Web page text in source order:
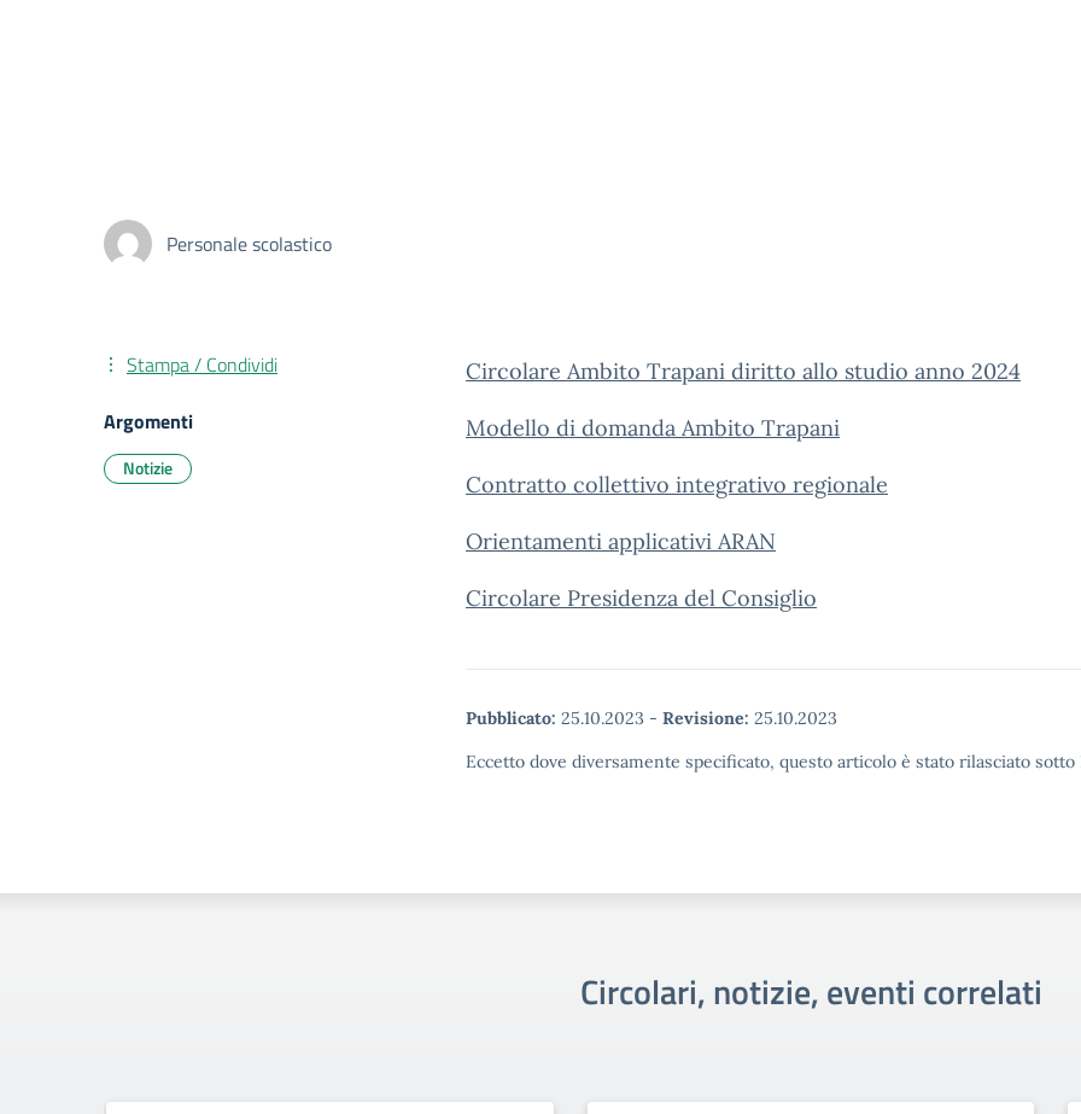
Personale scolastico
Circolare Ambito Trapani diritto allo studio anno 2024
Modello di domanda Ambito Trapani
Contratto collettivo integrativo regionale
Orientamenti applicativi ARAN
Circolare Presidenza del Consiglio
Pubblicato: 25.10.2023 - Revisione: 25.10.2023
Eccetto dove diversamente specificato, questo articolo è stato rilasciato
Stampa / Condividi
Argomenti
Notizie
Circolari, notizie, eventi correlati